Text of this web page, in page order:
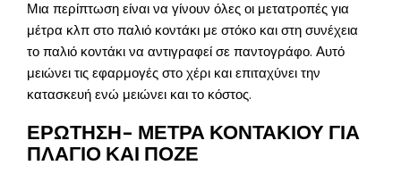
Μια περίπτωση είναι να γίνουν όλες οι μετατροπές για
μέτρα κλπ στο παλιό κοντάκι με στόκο και στη συνέχεια
το παλιό κοντάκι να αντιγραφεί σε παντογράφο. Αυτό
μειώνει τις εφαρμογές στο χέρι και επιταχύνει την
κατασκευή ενώ μειώνει και το κόστος.
ΕΡΩΤΗΣΗ- ΜΕΤΡΑ ΚΟΝΤΑΚΙΟΥ ΓΙΑ
ΠΛΑΓΙΟ ΚΑΙ ΠΟΖΕ